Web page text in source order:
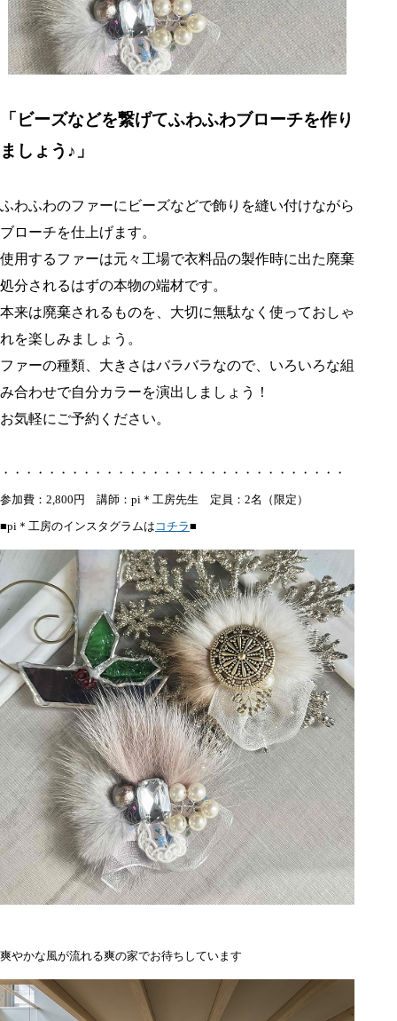
「ビーズなどを繋げてふわふわブローチを作り
ましょう♪」
ふわふわのファーにビーズなどで飾りを縫い付けながら
ブローチを仕上げます。
使用するファーは元々工場で衣料品の製作時に出た廃棄
処分されるはずの本物の端材です。
本来は廃棄されるものを、大切に無駄なく使っておしゃ
れを楽しみましょう。
ファーの種類、大きさはバラバラなので、いろいろな組
み合わせで自分カラーを演出しましょう！
お気軽にご予約ください。
・・・・・・・・・・・・・・・・・・・・・・・・・・・・・・
参加費：2,800円 講師：pi＊工房先生 定員：2名（限定）
■pi＊工房のインスタグラムは コチラ■
爽やかな風が流れる爽の家でお待ちしています